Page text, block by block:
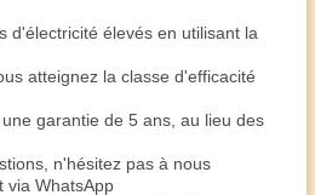
d'électricité élevés en utilisant la
atteignez la classe d'efficacité
garantie de 5 ans, au lieu des
n'hésitez pas à nous
via WhatsApp